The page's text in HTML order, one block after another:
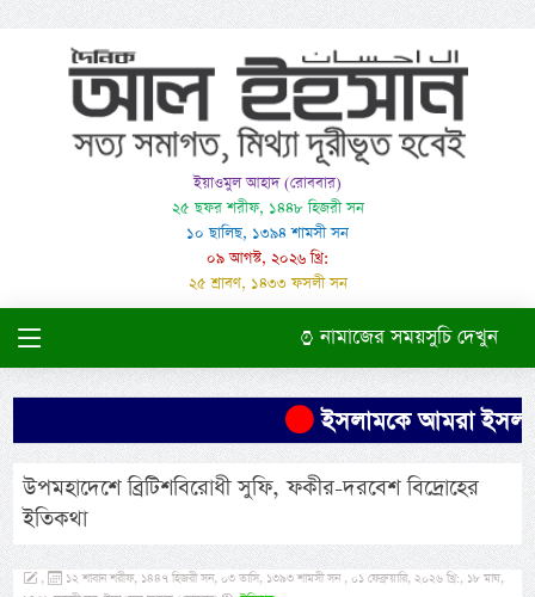
ইয়াওমুল আহাদ (রোববার)
২৫ ছফর শরীফ, ১৪৪৮ হিজরী সন
১০ ছালিছ, ১৩৯৪ শামসী সন
০৯ আগস্ট, ২০২৬ খ্রি:
২৫ শ্রাবণ, ১৪৩৩ ফসলী সন
নামাজের সময়সুচি দেখুন
ইসলামকে আমরা
উপমহাদেশে ব্রিটিশবিরোধী সুফি, ফকীর-দরবেশ বিদ্রোহের
ইতিকথা
,
১২ শাবান শরীফ, ১৪৪৭ হিজরী সন, ০৩ তাসি, ১৩৯৩ শামসী সন , ০১ ফেব্রুয়ারি, ২০২৬ খ্রি:, ১৮ মাঘ,